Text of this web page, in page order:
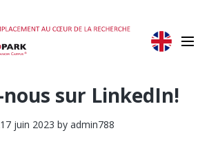
sur LinkedIn!
7 juin 2023 by admin788